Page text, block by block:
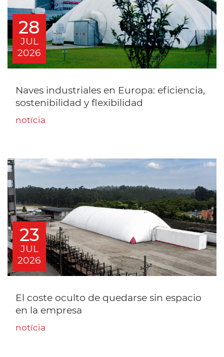
28
JUL
2026
Naves industriales en Europa: eficiencia,
sostenibilidad y flexibilidad
notícia
23
JUL
2026
El coste oculto de quedarse sin espacio
en la empresa
notícia